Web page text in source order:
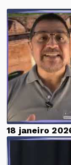
18 janeiro